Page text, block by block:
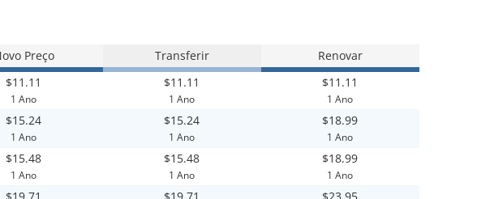
Preço Transferir Renovar
$11.11
1 Ano
$11.11
1 Ano
$11.11
1 Ano
$15.24
1 Ano
$15.24
1 Ano
$18.99
1 Ano
$15.48
1 Ano
$15.48
1 Ano
$18.99
1 Ano